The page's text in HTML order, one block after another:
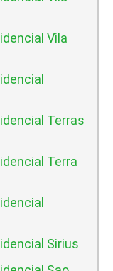
Vila
Terras
Terra
Sirius